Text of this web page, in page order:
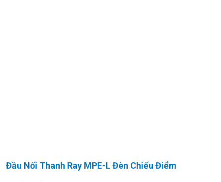
Đầu Nối Thanh Ray MPE-L Đèn Chiếu Điểm